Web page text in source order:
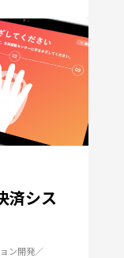
済シス
ン開発